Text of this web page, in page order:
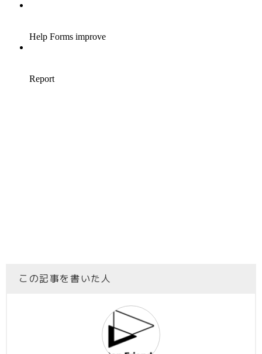
この記事を書いた人